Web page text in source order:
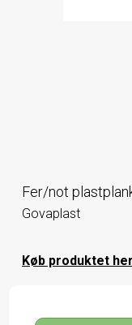
Fer/not
Govaplast
Køb produktet her